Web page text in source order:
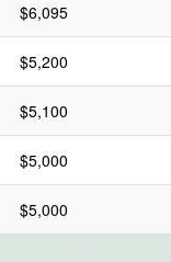
$6,095
$5,200
$5,100
$5,000
$5,000